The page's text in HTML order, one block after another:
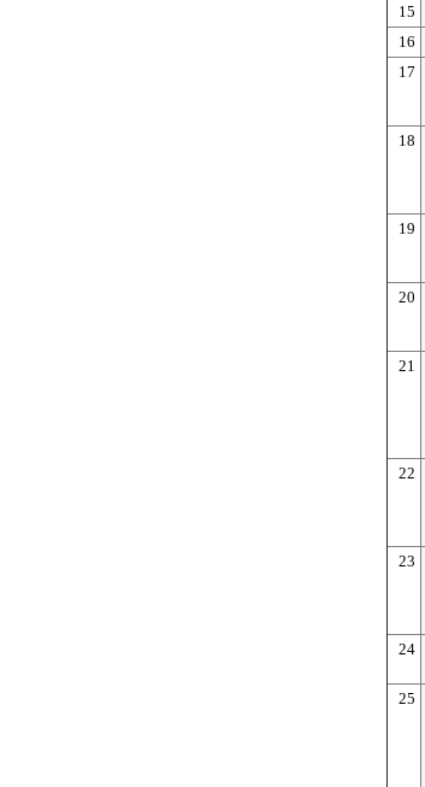
15
16
17
18
19
20
21
22
23
24
25